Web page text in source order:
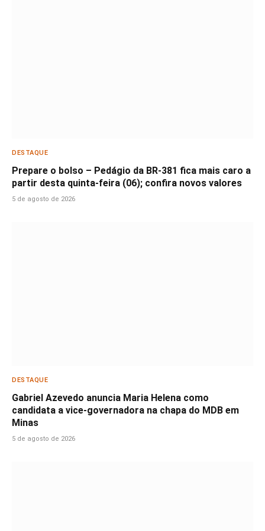
DESTAQUE
Prepare o bolso – Pedágio da BR-381 fica mais caro a
partir desta quinta-feira (06); confira novos valores
5 de agosto de 2026
DESTAQUE
Gabriel Azevedo anuncia Maria Helena como
candidata a vice-governadora na chapa do MDB em
Minas
5 de agosto de 2026